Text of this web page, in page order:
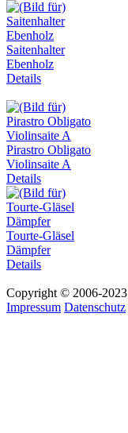
Saitenhalter
Ebenholz
Details
Pirastro Obligato
Violinsaite A
Details
Tourte-Gläsel
Dämpfer
Details
Copyright © 2006-2023
Impressum Datenschutz